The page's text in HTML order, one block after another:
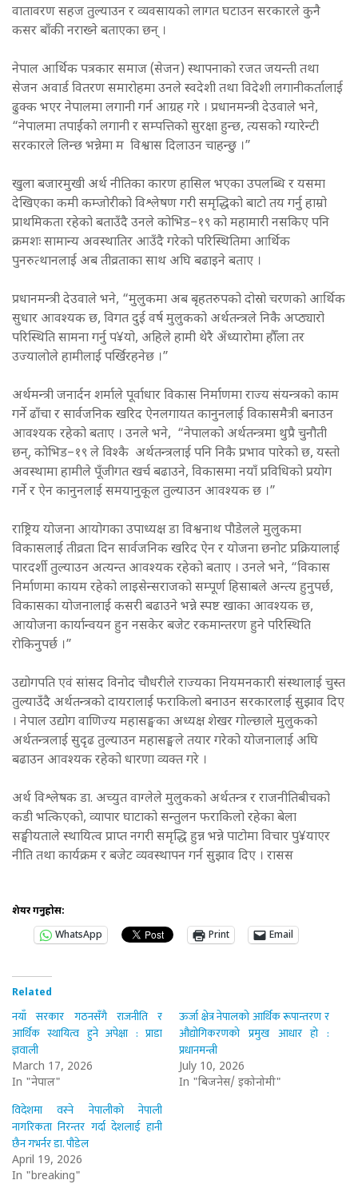
वातावरण सहज तुल्याउन र व्यवसायको लागत घटाउन सरकारले कुनै
कसर बाँकी नराख्ने बताएका छन् ।
नेपाल आर्थिक पत्रकार समाज (सेजन) स्थापनाको रजत जयन्ती तथा
सेजन अवार्ड वितरण समारोहमा उनले स्वदेशी तथा विदेशी लगानीकर्तालाई
ढुक्क भएर नेपालमा लगानी गर्न आग्रह गरे । प्रधानमन्त्री देउवाले भने,
“नेपालमा तपाईंको लगानी र सम्पत्तिको सुरक्षा हुन्छ, त्यसको ग्यारेन्टी
सरकारले लिन्छ भन्नेमा म विश्वास दिलाउन चाहन्छु ।”
खुला बजारमुखी अर्थ नीतिका कारण हासिल भएका उपलब्धि र यसमा
देखिएका कमी कम्जोरीको विश्लेषण गरी समृद्धिको बाटो तय गर्नु हाम्रो
प्राथमिकता रहेको बताउँदै उनले कोभिड–१९ को महामारी नसकिए पनि
क्रमशः सामान्य अवस्थातिर आउँदै गरेको परिस्थितिमा आर्थिक
पुनरुत्थानलाई अब तीव्रताका साथ अघि बढाइने बताए ।
प्रधानमन्त्री देउवाले भने, “मुलुकमा अब बृहतरुपको दोस्रो चरणको आर्थिक
सुधार आवश्यक छ, विगत दुई वर्ष मुलुकको अर्थतन्त्रले निकै अप्ठ्यारो
परिस्थिति सामना गर्नु प¥यो, अहिले हामी थेरै अँध्यारोमा हौँला तर
उज्यालोले हामीलाई पर्खिरहनेछ ।”
अर्थमन्त्री जनार्दन शर्माले पूर्वाधार विकास निर्माणमा राज्य संयन्त्रको काम
गर्ने ढाँचा र सार्वजनिक खरिद ऐनलगायत कानुनलाई विकासमैत्री बनाउन
आवश्यक रहेको बताए । उनले भने, “नेपालको अर्थतन्त्रमा थुप्रै चुनौती
छन्, कोभिड–१९ ले विश्कै अर्थतन्त्रलाई पनि निकै प्रभाव पारेको छ, यस्तो
अवस्थामा हामीले पूँजीगत खर्च बढाउने, विकासमा नयाँ प्रविधिको प्रयोग
गर्ने र ऐन कानुनलाई समयानुकूल तुल्याउन आवश्यक छ ।”
राष्ट्रिय योजना आयोगका उपाध्यक्ष डा विश्वनाथ पौडेलले मुलुकमा
विकासलाई तीव्रता दिन सार्वजनिक खरिद ऐन र योजना छनोट प्रक्रियालाई
पारदर्शी तुल्याउन अत्यन्त आवश्यक रहेको बताए । उनले भने, “विकास
निर्माणमा कायम रहेको लाइसेन्सराजको सम्पूर्ण हिसाबले अन्त्य हुनुपर्छ,
विकासका योजनालाई कसरी बढाउने भन्ने स्पष्ट खाका आवश्यक छ,
आयोजना कार्यान्वयन हुन नसकेर बजेट रकमान्तरण हुने परिस्थिति
रोकिनुपर्छ ।”
उद्योगपति एवं सांसद विनोद चौधरीले राज्यका नियमनकारी संस्थालाई चुस्त
तुल्याउँदै अर्थतन्त्रको दायरालाई फराकिलो बनाउन सरकारलाई सुझाव दिए
। नेपाल उद्योग वाणिज्य महासङ्घका अध्यक्ष शेखर गोल्छाले मुलुकको
अर्थतन्त्रलाई सुदृढ तुल्याउन महासङ्घले तयार गरेको योजनालाई अघि
बढाउन आवश्यक रहेको धारणा व्यक्त गरे ।
अर्थ विश्लेषक डा. अच्युत वाग्लेले मुलुकको अर्थतन्त्र र राजनीतिबीचको
कडी भत्किएको, व्यापार घाटाको सन्तुलन फराकिलो रहेका बेला
सङ्घीयताले स्थायित्व प्राप्त नगरी समृद्धि हुन्न भन्ने पाटोमा विचार पु¥याएर
नीति तथा कार्यक्रम र बजेट व्यवस्थापन गर्न सुझाव दिए । रासस
शेयर गर्नुहोस:
WhatsApp
Print Email
Related
नयाँ सरकार गठनसँगै राजनीति र
आर्थिक स्थायित्व हुने अपेक्षा : प्राडा
ज्ञवाली
March 17, 2026
In "नेपाल"
ऊर्जा क्षेत्र नेपालको आर्थिक रूपान्तरण र
औद्योगिकरणको प्रमुख आधार हो :
प्रधानमन्त्री
July 10, 2026
In "बिजनेस/ इकोनोमी"
विदेशमा वस्ने नेपालीको नेपाली
नागरिकता निरन्तर गर्दा देशलाई हानी
छैन गभर्नर डा. पौडेल
April 19, 2026
In "breaking"